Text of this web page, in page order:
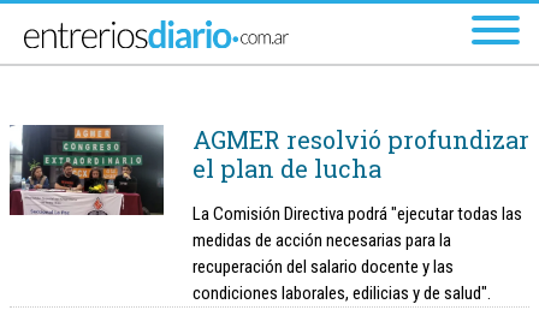
AGMER resolvió profundizar
el plan de lucha
La Comisión Directiva podrá "ejecutar todas las
medidas de acción necesarias para la
recuperación del salario docente y las
condiciones laborales, edilicias y de salud".